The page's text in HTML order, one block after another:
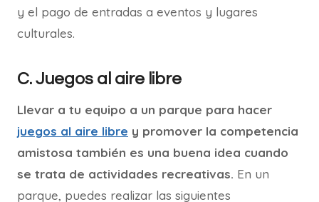
y el pago de entradas a eventos y lugares
culturales.
C. Juegos al aire libre
Llevar a tu equipo a un parque para hacer
juegos al aire libre y promover la competencia
amistosa también es una buena idea cuando
se trata de actividades recreativas. En un
parque, puedes realizar las siguientes